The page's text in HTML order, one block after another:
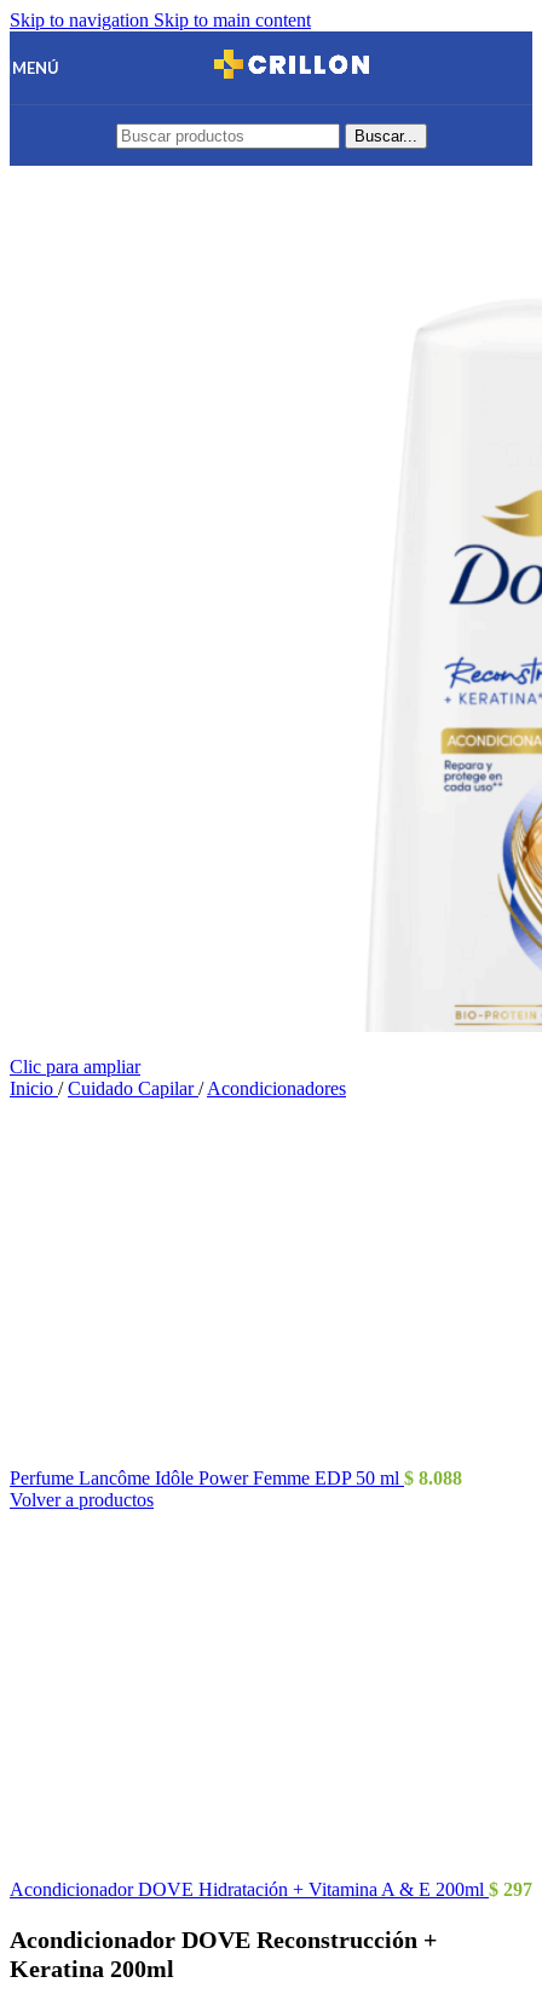
Skip to navigation Skip to main content
MENÚ
Buscar...
Clic para ampliar
Inicio / Cuidado Capilar/ Acondicionadores
Perfume Lancôme Idôle Power Femme EDP 50 ml $ 8.088
Volver a productos
Acondicionador DOVE Hidratación + Vitamina A & E 200ml $ 297
Acondicionador DOVE Reconstrucción +
Keratina 200ml